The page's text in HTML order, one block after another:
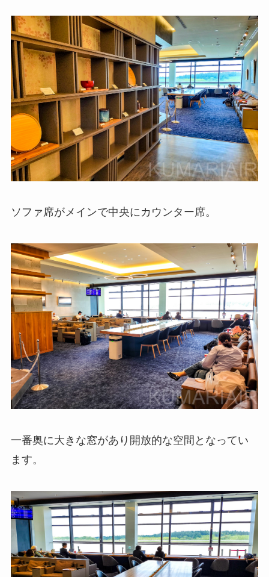
ソファ席がメインで中央にカウンター席。
一番奥に大きな窓があり開放的な空間となってい
ます。